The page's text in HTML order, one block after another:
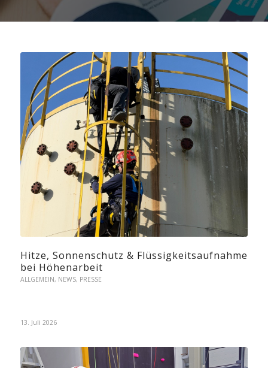
Hitze, Sonnenschutz & Flüssigkeitsaufnahme
bei Höhenarbeit
ALLGEMEIN, NEWS, PRESSE
13. Juli 2026